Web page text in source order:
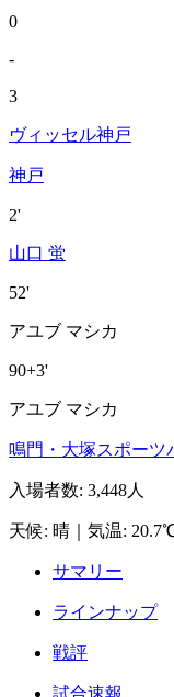
0
-
3
ヴィッセル神戸
神戸
2'
山口 蛍
52'
アユブ マシカ
90+3'
アユブ マシカ
鳴門・大塚スポーツ
入場者数: 3,448人
天候: 晴 気温:
サマリー
ラインナップ
戦評
試合速報